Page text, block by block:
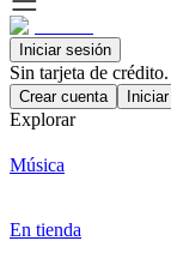
Iniciar sesión
Sin tarjeta de
Crear cuenta
Explorar
Música
En tienda